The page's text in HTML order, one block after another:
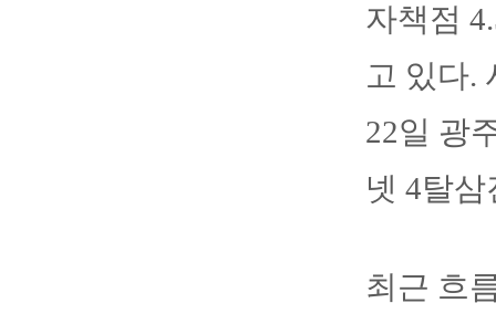
자책점
고 있다.
22일 광
넷 4탈
최근 흐